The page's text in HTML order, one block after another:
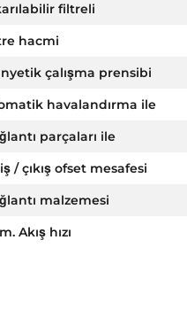
filtreli
hacmi
çalışma prensibi
havalandırma ile
parçaları ile
/ çıkış ofset mesafesi
malzemesi
Akış hızı